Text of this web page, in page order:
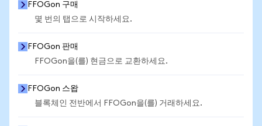
FFOGon 구매
몇 번의 탭으로 시작하세요.
FFOGon 판매
FFOGon을(를) 현금으로 교환하세요.
FFOGon 스왑
블록체인 전반에서 FFOGon을(를) 거래하세요.